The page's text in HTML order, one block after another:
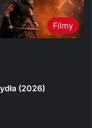
Filmy
(2026)